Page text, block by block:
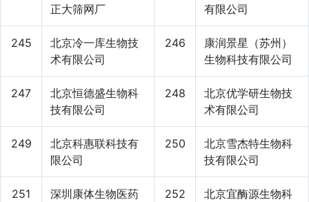
正大筛网厂
有限公司
245
北京冷一库生物技
术有限公司
246
康润景星（苏州）
生物科技有限公司
247
北京恒德盛生物科
技有限公司
248
北京优学研生物技
术有限公司
249
北京科惠联科技有
限公司
250
北京雪杰特生物科
技有限公司
251
深圳康体生物医药
252
北京宜酶源生物科